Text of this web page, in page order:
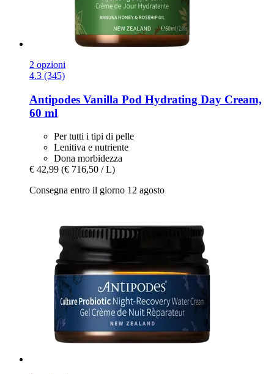
2 opzioni
4.3 (345)
Antipodes Vanilla Pod Hydrating Day Cream,
60 ml
Per tutti i tipi di pelle
Lenitiva e nutriente
Dona morbidezza
€ 42,99 (€ 716,50 / L)
Consegna entro il giorno 12 agosto